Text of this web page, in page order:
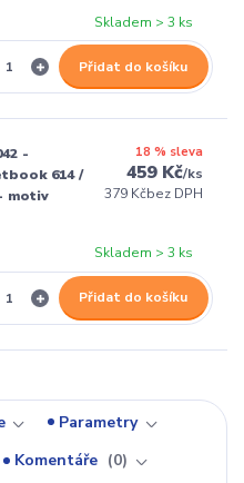
Skladem > 3 ks
Přidat do košíku
-
614 /
motiv
18 % sleva
459 Kč/ks
379 Kčbez DPH
Skladem > 3 ks
Přidat do košíku
Parametry
Komentáře 0